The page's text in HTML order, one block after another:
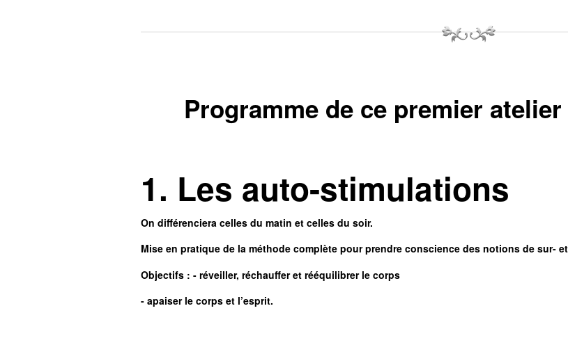
Programme de ce premier
1. Les auto-stimulations
On différenciera celles du matin et celles du soir.
Mise en pratique de la méthode complète pour prendre conscience des notions de sur- et
Objectifs : - réveiller, réchauffer et rééquilibrer le corps
- apaiser le corps et l’esprit.